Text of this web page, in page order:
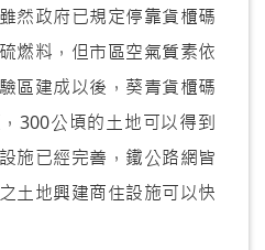
然政府已規定停靠貨櫃碼
燃料，但市區空氣質素依
區建成以後，葵青貨櫃碼
300公頃的土地可以得到
施已經完善，鐵公路網皆
土地興建商住設施可以快